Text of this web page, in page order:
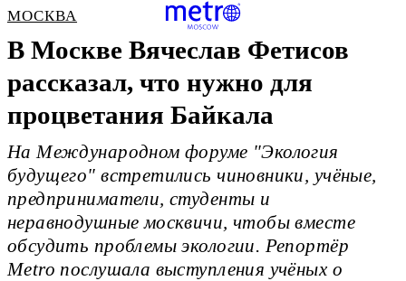
МОСКВА
В Москве Вячеслав Фетисов
рассказал, что нужно для
процветания Байкала
На Международном форуме "Экология
будущего" встретились чиновники, учёные,
предприниматели, студенты и
неравнодушные москвичи, чтобы вместе
обсудить проблемы экологии. Репортёр
Metro послушала выступления учёных о